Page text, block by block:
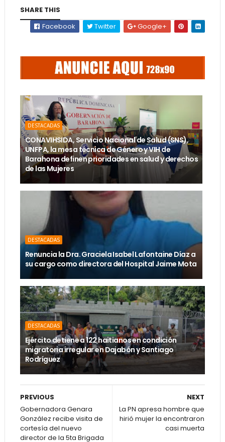
SHARE THIS
Facebook
Twitter Google+
DESTACADAS
CONAVIHSIDA, Servicio Nacional de Salud (SNS),
UNFPA, la mesa técnica de Género y VIH de
Barahona definen prioridades en salud y derechos
de las Mujeres
DESTACADAS
Renuncia la Dra. Graciela Isabel Lafontaine Díaz a
su cargo como directora del Hospital Jaime Mota
DESTACADAS
Ejército detiene a 122 haitianos en condición
migratoria irregular en Dajabón y Santiago
Rodríguez
NEXT
La PN apresa hombre que
hirió mujer la encontraron
casi muerta
PREVIOUS
Gobernadora Genara
González recibe visita de
cortesía del nuevo
director de la 5ta Brigada